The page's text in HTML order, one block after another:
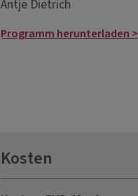
Antje Dietrich
Programm herunterladen >
Kosten